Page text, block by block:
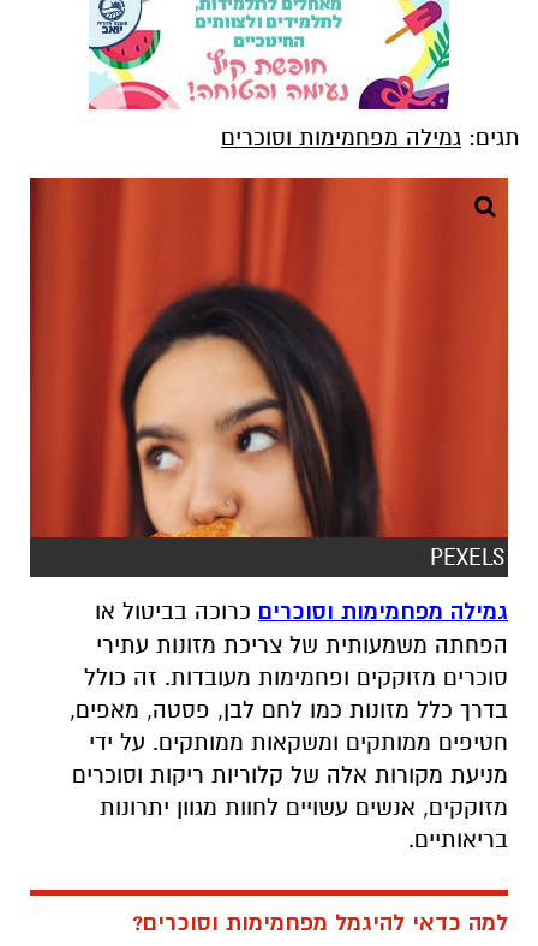
תגים: גמילה מפחמימות וסוכרים
PEXELS
גמילה מפחמימות וסוכרים כרוכה בביטול או
הפחתה משמעותית של צריכת מזונות עתירי
סוכרים מזוקקים ופחמימות מעובדות. זה כולל
בדרך כלל מזונות כמו לחם לבן, פסטה, מאפים,
חטיפים ממותקים ומשקאות ממותקים. על ידי
מניעת מקורות אלה של קלוריות ריקות וסוכרים
מזוקקים, אנשים עשויים לחוות מגוון יתרונות
בריאותיים.
למה כדאי להיגמל מפחמימות וסוכרים?